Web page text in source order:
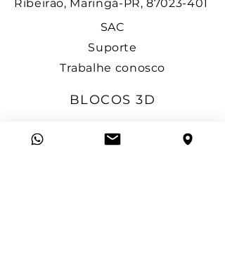
Ribeirão, Maringá-PR, 87023-401
SAC
Suporte
Trabalhe conosco
BLOCOS 3D
3D Warehouse